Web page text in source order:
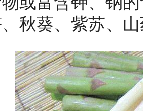
秋葵、紫苏、